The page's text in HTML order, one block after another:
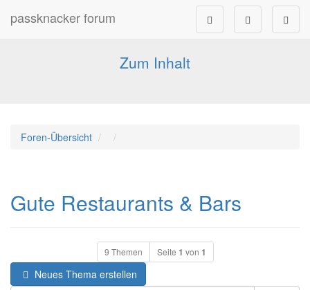
passknacker forum
Forum für alle Pässe- und Tourenfahrer
Zum Inhalt
Foren-Übersicht
Gute Restaurants & Bars
9 Themen Seite 1 von 1
Neues Thema erstellen